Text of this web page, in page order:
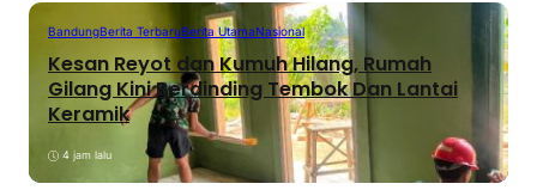
BandungBerita TerbaruBerita UtamaNasional
Kesan Reyot dan Kumuh Hilang, Rumah
Gilang Kini Berdinding Tembok Dan Lantai
Keramik
4 jam lalu